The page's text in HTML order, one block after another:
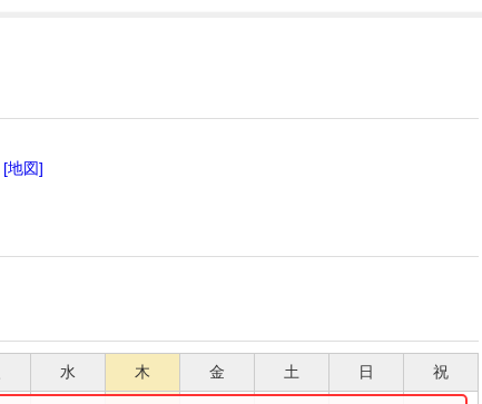
[地図]
水 木 金 土 日 祝